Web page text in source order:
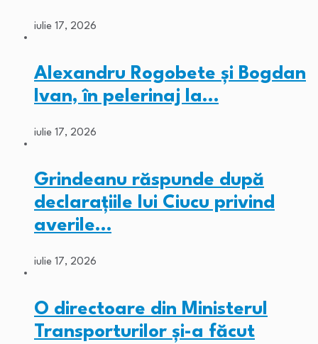
iulie 17, 2026
Alexandru Rogobete și Bogdan
Ivan, în pelerinaj la…
iulie 17, 2026
Grindeanu răspunde după
declarațiile lui Ciucu privind
averile…
iulie 17, 2026
O directoare din Ministerul
Transporturilor și-a făcut